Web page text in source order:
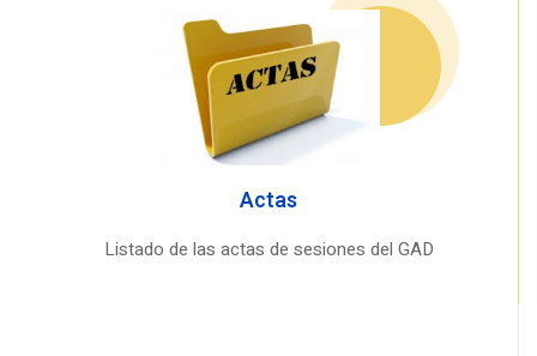
Actas
Listado de las actas de sesiones del GAD